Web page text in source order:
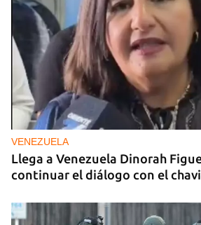
VENEZUELA
Llega a Venezuela Dinorah
continuar el diálogo con el